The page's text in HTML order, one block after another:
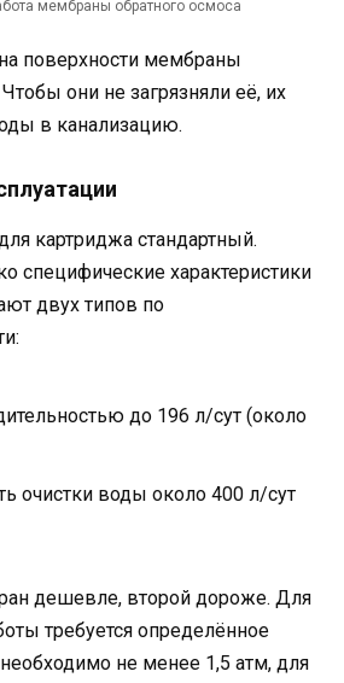
мембраны обратного осмоса
поверхности мембраны
они не загрязняли её, их
в канализацию.
картриджа стандартный.
специфические характеристики
двух типов по
до 196 л/сут (около
очистки воды около 400 л/сут
дешевле, второй дороже. Для
требуется определённое
не менее 1,5 атм, для